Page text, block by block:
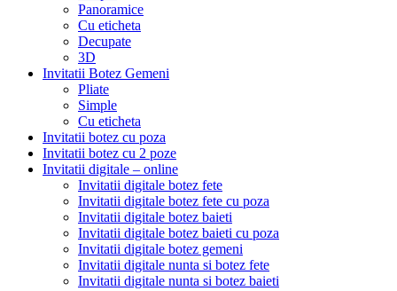
Panoramice
Cu eticheta
Decupate
3D
Invitatii Botez Gemeni
Pliate
Simple
Cu eticheta
Invitatii botez cu poza
Invitatii botez cu 2 poze
Invitatii digitale – online
Invitatii digitale botez fete
Invitatii digitale botez fete cu poza
Invitatii digitale botez baieti
Invitatii digitale botez baieti cu poza
Invitatii digitale botez gemeni
Invitatii digitale nunta si botez fete
Invitatii digitale nunta si botez baieti